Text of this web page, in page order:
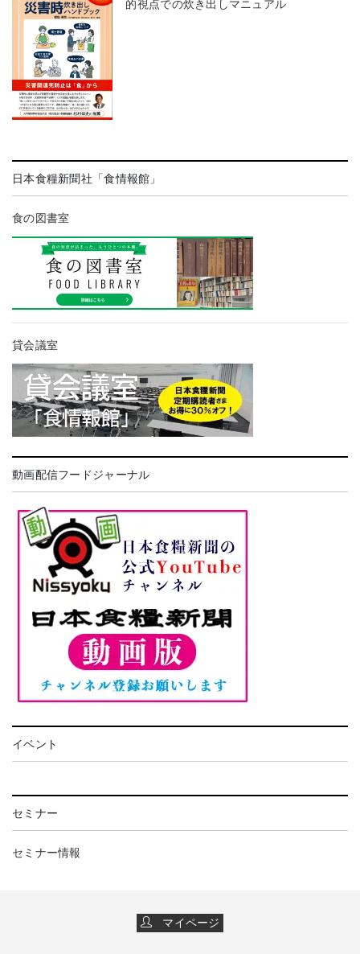
的視点での炊き出しマニュアル
日本食糧新聞社「食情報館」
食の図書室
貸会議室
動画配信フードジャーナル
イベント
セミナー
セミナー情報
マイページ